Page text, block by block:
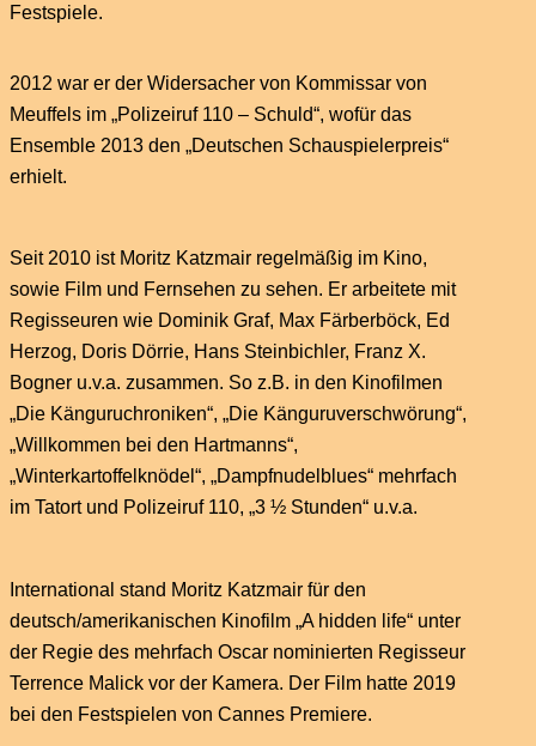
Festspiele.
2012 war er der Widersacher von Kommissar von
Meuffels im „Polizeiruf 110 – Schuld“, wofür das
Ensemble 2013 den „Deutschen Schauspielerpreis“
erhielt.
Seit 2010 ist Moritz Katzmair regelmäßig im Kino,
sowie Film und Fernsehen zu sehen. Er arbeitete mit
Regisseuren wie Dominik Graf, Max Färberböck, Ed
Herzog, Doris Dörrie, Hans Steinbichler, Franz X.
Bogner u.v.a. zusammen. So z.B. in den Kinofilmen
„Die Känguruchroniken“, „Die Känguruverschwörung“,
„Willkommen bei den Hartmanns“,
„Winterkartoffelknödel“, „Dampfnudelblues“ mehrfach
im Tatort und Polizeiruf 110, „3 ½ Stunden“ u.v.a.
International stand Moritz Katzmair für den
deutsch/amerikanischen Kinofilm „A hidden life“ unter
der Regie des mehrfach Oscar nominierten Regisseur
Terrence Malick vor der Kamera. Der Film hatte 2019
bei den Festspielen von Cannes Premiere.